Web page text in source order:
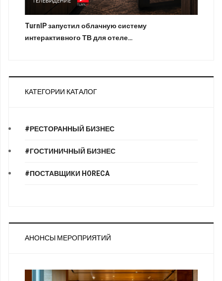
TurnIP запустил облачную систему
интерактивного ТВ для отеле…
КАТЕГОРИИ КАТАЛОГ
#РЕСТОРАННЫЙ БИЗНЕС
#ГОСТИНИЧНЫЙ БИЗНЕС
#ПОСТАВЩИКИ HORECA
АНОНСЫ МЕРОПРИЯТИЙ